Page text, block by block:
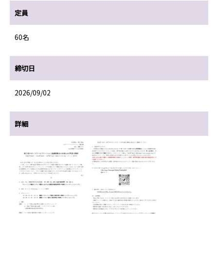
定員
60名
締切日
2026/09/02
詳細